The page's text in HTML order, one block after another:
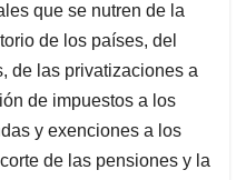
que se nutren de la
de los países, del
de las privatizaciones a
de impuestos a los
y exenciones a los
de las pensiones y la